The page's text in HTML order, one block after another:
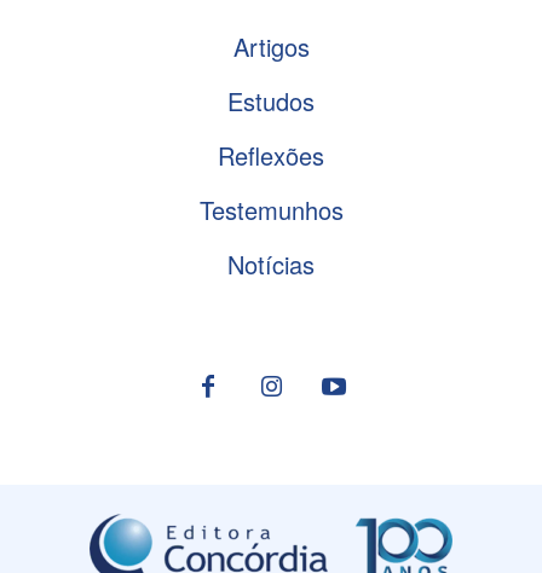
Artigos
Estudos
Reflexões
Testemunhos
Notícias